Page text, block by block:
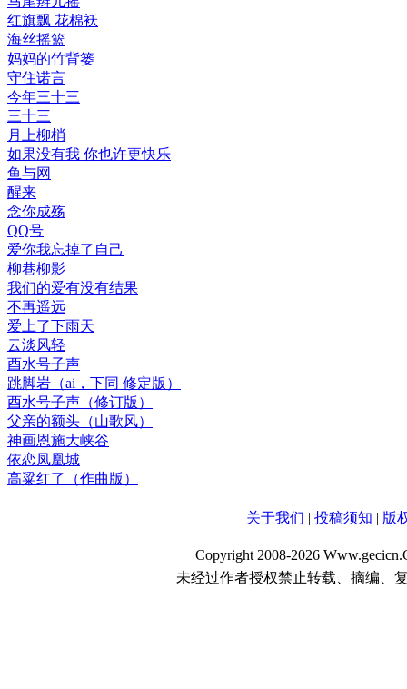
红旗飘 花棉袄
海丝摇篮
妈妈的竹背篓
守住诺言
今年三十三
三十三
月上柳梢
如果没有我 你也许更快乐
鱼与网
醒来
念你成殇
QQ号
爱你我忘掉了自己
柳巷柳影
我们的爱有没有结果
不再遥远
爱上了下雨天
云淡风轻
酉水号子声
跳脚岩（ai，下同 修定版）
酉水号子声（修订版）
父亲的额头（山歌风）
神画恩施大峡谷
依恋凤凰城
高粱红了（作曲版）
关于我们 | 投稿须知 | 版
Copyright 2008-2026
未经过作者授权禁止转载、摘编、